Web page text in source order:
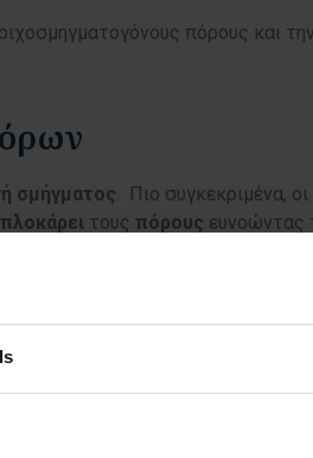
πόρους και
σμήγματος. Πιο συγκεκριμένα,
τους πόρους ευνοώντας
στο δέρμα δημιουργεί την εικόνα
. Τα υψηλά επίπεδα ανδρογόνων